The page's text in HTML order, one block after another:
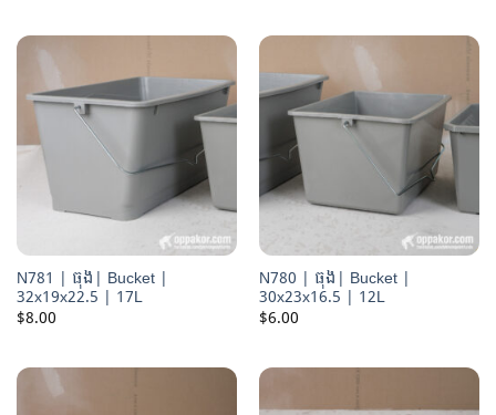
N781 | ធុង| Bucket |
32x19x22.5 | 17L
$8.00
N780 | ធុង| Bucket |
30x23x16.5 | 12L
$6.00